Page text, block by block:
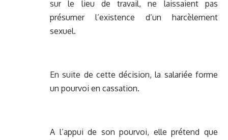
sur le lieu de travail, ne laissaient pas
présumer l’existence d’un harcèlement
sexuel.
En suite de cette décision, la salariée forme
un pourvoi en cassation.
A l’appui de son pourvoi, elle prétend que